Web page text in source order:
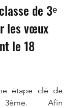
de 3ᵉ
les vœux
le 18
étape clé de
Afin